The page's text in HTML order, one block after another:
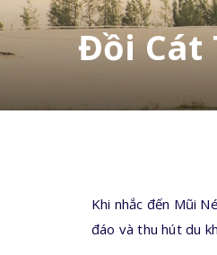
Đồi Cát
Khi nhắc đến Mũi
đáo và thu hút du